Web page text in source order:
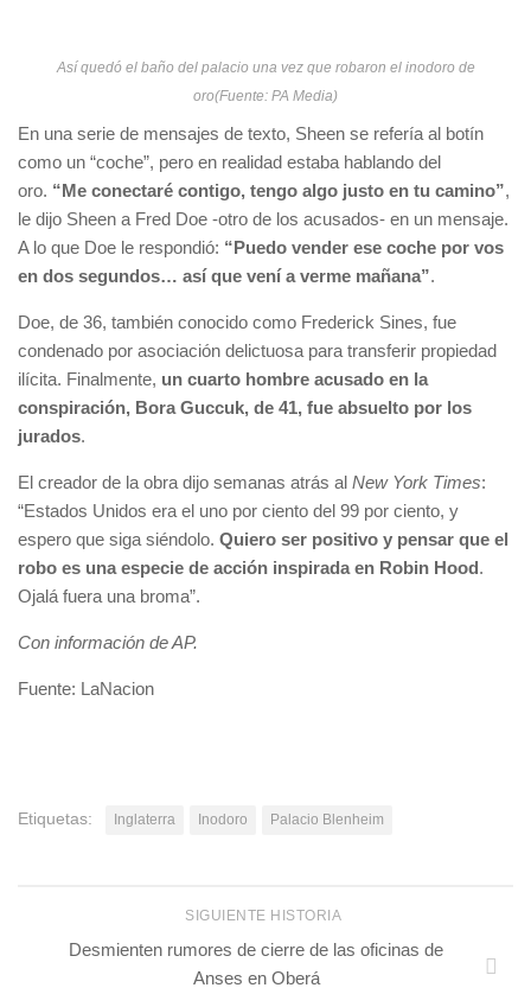
Así quedó el baño del palacio una vez que robaron el inodoro de
oro(Fuente: PA Media)
En una serie de mensajes de texto, Sheen se refería al botín
como un “coche”, pero en realidad estaba hablando del
oro. “Me conectaré contigo, tengo algo justo en tu camino”,
le dijo Sheen a Fred Doe -otro de los acusados- en un mensaje.
A lo que Doe le respondió: “Puedo vender ese coche por vos
en dos segundos… así que vení a verme mañana”.
Doe, de 36, también conocido como Frederick Sines, fue
condenado por asociación delictuosa para transferir propiedad
ilícita. Finalmente, un cuarto hombre acusado en la
conspiración, Bora Guccuk, de 41, fue absuelto por los
jurados.
El creador de la obra dijo semanas atrás al New York Times:
“Estados Unidos era el uno por ciento del 99 por ciento, y
espero que siga siéndolo. Quiero ser positivo y pensar que el
robo es una especie de acción inspirada en Robin Hood.
Ojalá fuera una broma”.
Con información de AP.
Fuente: LaNacion
Etiquetas: Inglaterra Inodoro Palacio Blenheim
SIGUIENTE HISTORIA
Desmienten rumores de cierre de las oficinas de
Anses en Oberá